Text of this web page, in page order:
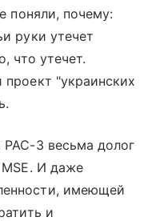
поняли, почему:
руки утечет
что утечет.
проект "украинских
3 весьма долог
И даже
имеющей
и